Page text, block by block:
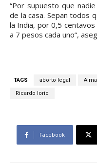
“Por supuesto que
de la casa. Sepan todos
la India, por 0,5
a 7 pesos cada uno”,
TAGS aborto legal
Ricardo Iorio
Facebook